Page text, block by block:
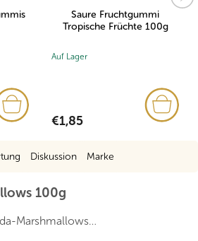
Saure Fruchtgummi
Tropische Früchte 100g
Auf Lager
€1,85
Diskussion Marke
100g
Marshmallows…